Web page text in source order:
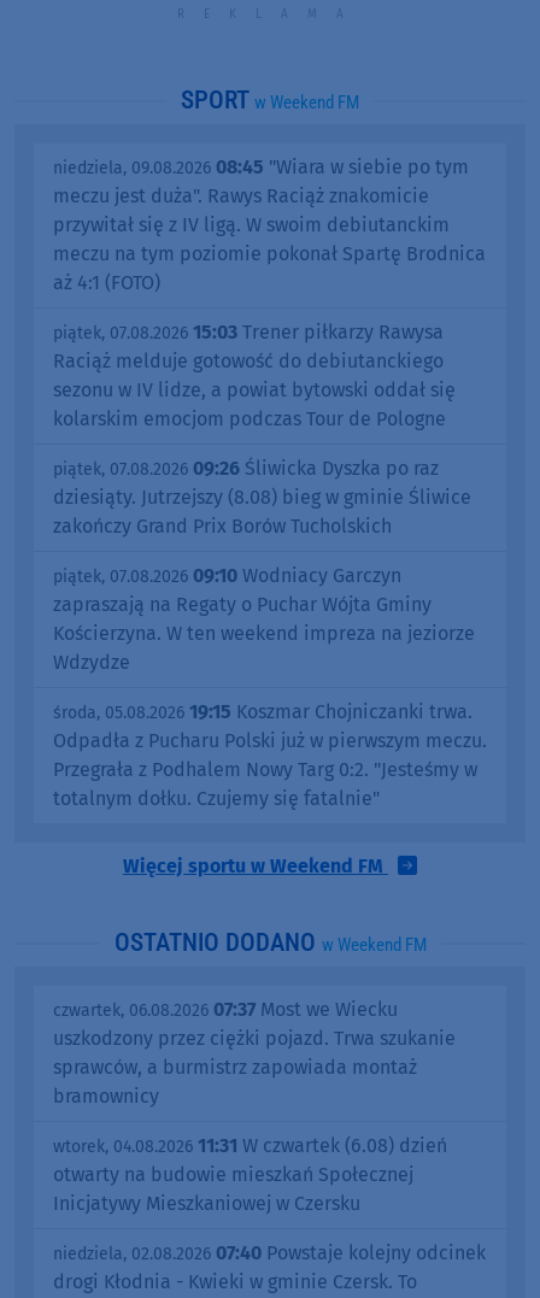
SPORT w Weekend FM
niedziela, 09.08.2026 08:45 "Wiara w siebie po tym
meczu jest duża". Rawys Raciąż znakomicie
przywitał się z IV ligą. W swoim debiutanckim
meczu na tym poziomie pokonał Spartę Brodnica
aż 4:1 (FOTO)
piątek, 07.08.2026 15:03 Trener piłkarzy Rawysa
Raciąż melduje gotowość do debiutanckiego
sezonu w IV lidze, a powiat bytowski oddał się
kolarskim emocjom podczas Tour de Pologne
piątek, 07.08.2026 09:26 Śliwicka Dyszka po raz
dziesiąty. Jutrzejszy (8.08) bieg w gminie Śliwice
zakończy Grand Prix Borów Tucholskich
piątek, 07.08.2026 09:10 Wodniacy Garczyn
zapraszają na Regaty o Puchar Wójta Gminy
Kościerzyna. W ten weekend impreza na jeziorze
Wdzydze
środa, 05.08.2026 19:15 Koszmar Chojniczanki trwa.
Odpadła z Pucharu Polski już w pierwszym meczu.
Przegrała z Podhalem Nowy Targ 0:2. "Jesteśmy w
totalnym dołku. Czujemy się fatalnie"
Więcej sportu w Weekend FM
OSTATNIO DODANO w Weekend FM
czwartek, 06.08.2026 07:37 Most we Wiecku
uszkodzony przez ciężki pojazd. Trwa szukanie
sprawców, a burmistrz zapowiada montaż
bramownicy
wtorek, 04.08.2026 11:31 W czwartek (6.08) dzień
otwarty na budowie mieszkań Społecznej
Inicjatywy Mieszkaniowej w Czersku
niedziela, 02.08.2026 07:40 Powstaje kolejny odcinek
drogi Kłodnia - Kwieki w gminie Czersk. To